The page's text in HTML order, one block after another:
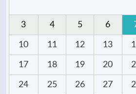
3 4 5 6
10 11 12 13
17 18 19 20
24 25 26 27